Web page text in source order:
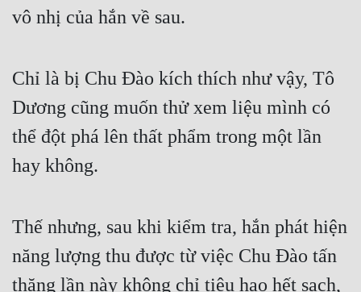
Cạnh Kỹ
Cổ Tiên Hiệp
Cổ Đại
Du Hí
Dị Giới
Dị Năng
vô nhị của hắn về sau.
Chỉ là bị Chu Đào kích thích như vậy, Tô
Dương cũng muốn thử xem liệu mình có
thể đột phá lên thất phẩm trong một lần
hay không.
Thế nhưng, sau khi kiểm tra, hắn phát hiện
năng lượng thu được từ việc Chu Đào tấn
thăng lần này không chỉ tiêu hao hết sạch,